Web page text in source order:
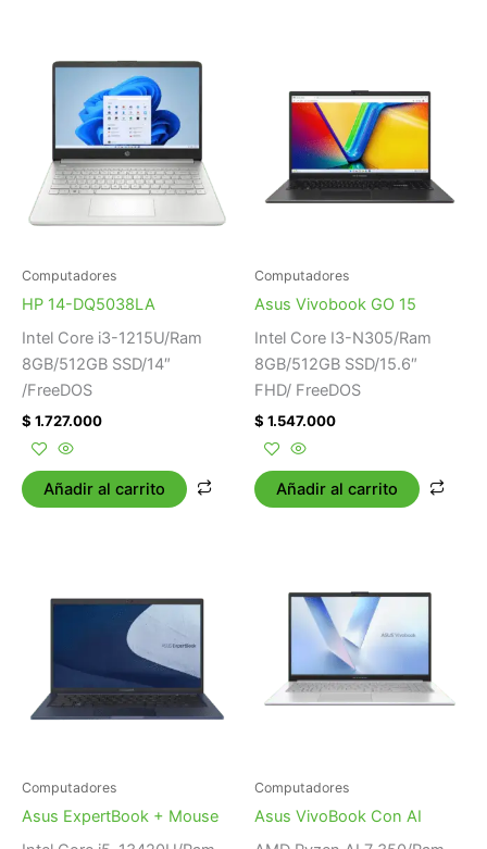
Computadores
HP 14-DQ5038LA
Intel Core i3-1215U/Ram
8GB/512GB SSD/14″
/FreeDOS
$ 1.727.000
Añadir al carrito
Computadores
Asus Vivobook GO 15
Intel Core I3-N305/Ram
8GB/512GB SSD/15.6″
FHD/ FreeDOS
$ 1.547.000
Añadir al carrito
Computadores
Asus ExpertBook + Mouse
Computadores
Asus VivoBook Con AI